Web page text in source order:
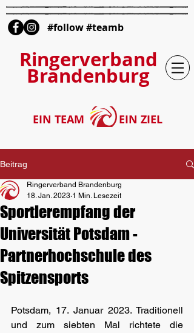
#follow #teamb
Ringerverband
Brandenburg
EIN TEAM EIN ZIEL
Beitrag
Sportlerempfang der
Universität Potsdam -
Partnerhochschule des
Spitzensports
Ringerverband Brandenburg
18. Jan. 2023 1 Min. Lesezeit
Potsdam, 17. Januar 2023. Traditionell
und zum siebten Mal richtete die